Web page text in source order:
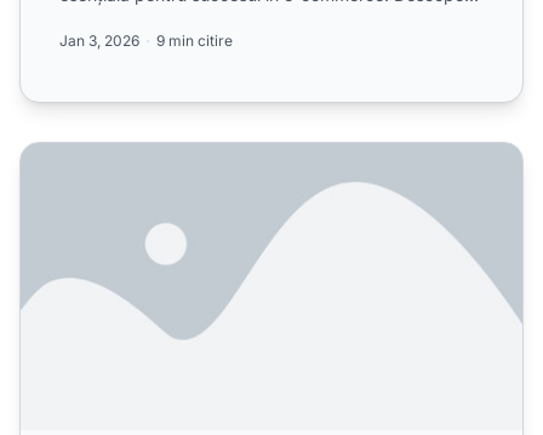
Jan 3, 2026 9 min citire
Ce este Intenția de Căutare Informațională pentru AI?